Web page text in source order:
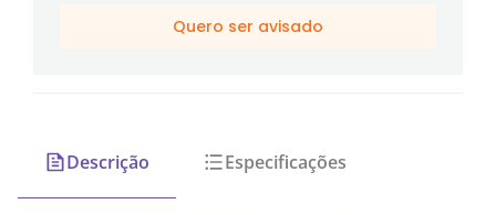
Quero ser avisado
Descrição Especificações